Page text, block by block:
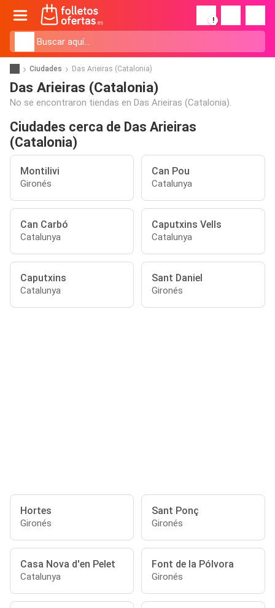
!
Ciudades Das Arieiras (Catalonia)
Das Arieiras (Catalonia)
No se encontraron tiendas en Das Arieiras (Catalonia).
Ciudades cerca de Das Arieiras
(Catalonia)
Montilivi
Gironés
Can Pou
Catalunya
Can Carbó
Catalunya
Caputxins Vells
Catalunya
Caputxins
Catalunya
Sant Daniel
Gironés
Hortes
Gironés
Sant Ponç
Gironés
Casa Nova d'en Pelet
Catalunya
Font de la Pólvora
Gironés